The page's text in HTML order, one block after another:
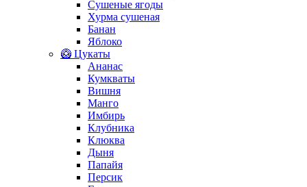
Сушеные ягоды
Хурма сушеная
Банан
Яблоко
🥝 Цукаты
Ананас
Кумкваты
Вишня
Манго
Имбирь
Клубника
Клюква
Дыня
Папайя
Персик